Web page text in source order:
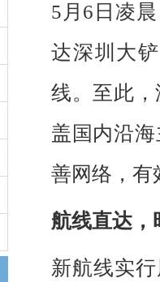
5月6日凌
达深圳大
线。至此
盖国内沿
善网络，有
航线直达，
新航线实